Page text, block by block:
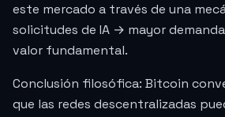
este mercado a través de una
solicitudes de IA → mayor
valor fundamental.
Conclusión filosófica: Bitcoin
que las redes descentralizadas